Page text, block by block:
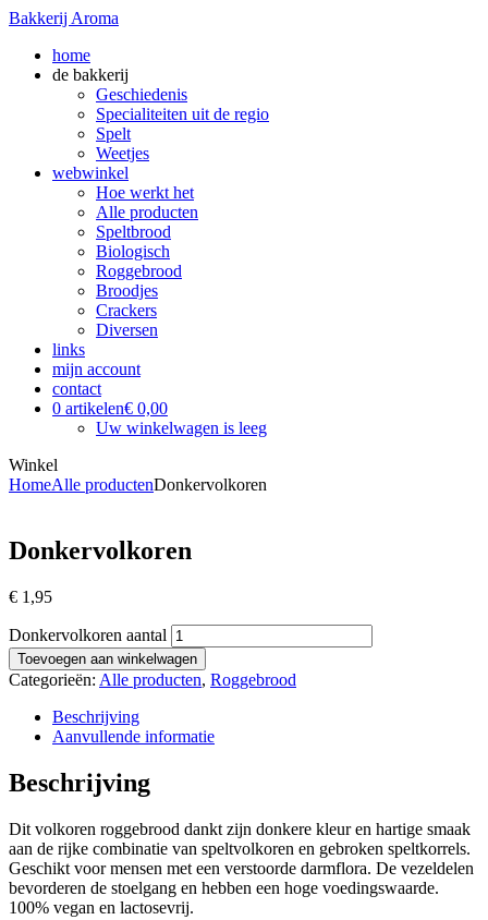
Bakkerij Aroma
home
de bakkerij
Geschiedenis
Specialiteiten uit de regio
Spelt
Weetjes
webwinkel
Hoe werkt het
Alle producten
Speltbrood
Biologisch
Roggebrood
Broodjes
Crackers
Diversen
links
mijn account
contact
0 artikelen€ 0,00
Uw winkelwagen is leeg
Winkel
HomeAlle productenDonkervolkoren
Donkervolkoren
€ 1,95
Donkervolkoren aantal
Toevoegen aan winkelwagen
Categorieën: Alle producten, Roggebrood
Beschrijving
Aanvullende informatie
Beschrijving
Dit volkoren roggebrood dankt zijn donkere kleur en hartige smaak
aan de rijke combinatie van speltvolkoren en gebroken speltkorrels.
Geschikt voor mensen met een verstoorde darmflora. De vezeldelen
bevorderen de stoelgang en hebben een hoge voedingswaarde.
100% vegan en lactosevrij.